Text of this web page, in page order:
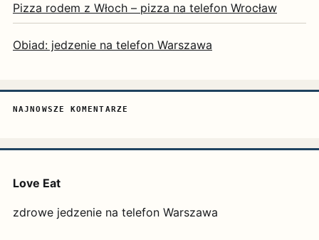
Pizza rodem z Włoch – pizza na telefon Wrocław
Obiad: jedzenie na telefon Warszawa
NAJNOWSZE KOMENTARZE
Love Eat
zdrowe jedzenie na telefon Warszawa